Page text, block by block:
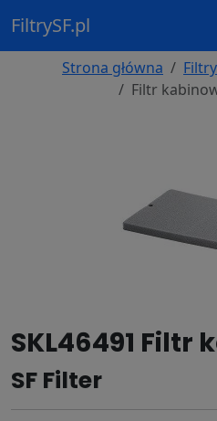
FiltrySF.pl
Strona główna
Filtr
SKL46491 Filtr
SF Filter